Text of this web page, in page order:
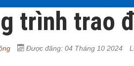
trình trao
Được đăng: 04 Tháng 10 2024